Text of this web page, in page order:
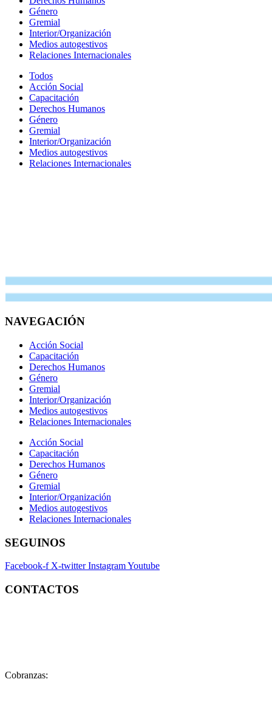
Género
Gremial
Interior/Organización
Medios autogestivos
Relaciones Internacionales
Todos
Acción Social
Capacitación
Derechos Humanos
Género
Gremial
Interior/Organización
Medios autogestivos
Relaciones Internacionales
NAVEGACIÓN
Acción Social
Capacitación
Derechos Humanos
Género
Gremial
Interior/Organización
Medios autogestivos
Relaciones Internacionales
Acción Social
Capacitación
Derechos Humanos
Género
Gremial
Interior/Organización
Medios autogestivos
Relaciones Internacionales
SEGUINOS
Facebook-f X-twitter InstagramYoutube
CONTACTOS
Cobranzas: